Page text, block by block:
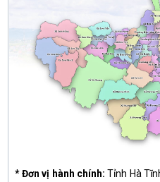
Các chi bộ thuộc Đảng
sinh hoạt chi bộ thường
04/08/2026
Xã Kỳ Thượng tổ chức
thức cộng đồng và
cộng đồng đến năm 2030”
* Đơn vị hành chính:Tỉnh Hà